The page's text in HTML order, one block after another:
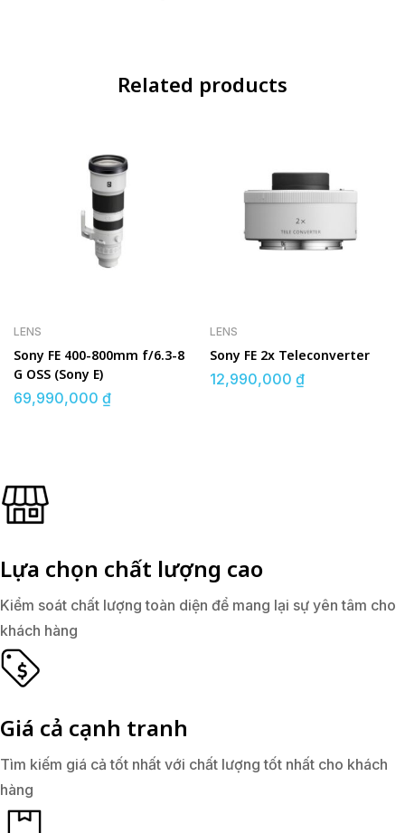
Related products
LENS
Sony FE 400-800mm f/6.3-8
G OSS (Sony E)
69,990,000 ₫
LENS
Sony FE 2x Teleconverter
12,990,000 ₫
Lựa chọn chất lượng cao
Kiểm soát chất lượng toàn diện để mang lại sự yên tâm cho
khách hàng
Giá cả cạnh tranh
Tìm kiếm giá cả tốt nhất với chất lượng tốt nhất cho khách
hàng